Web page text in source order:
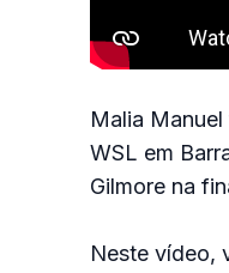
Malia
WSL em
Gilmore na
Neste vídeo,